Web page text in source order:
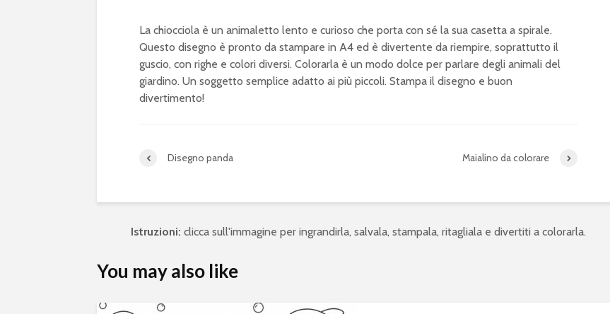
La chiocciola è un animaletto lento e curioso che porta con sé la sua casetta a spirale.
Questo disegno è pronto da stampare in A4 ed è divertente da riempire, soprattutto il
guscio, con righe e colori diversi. Colorarla è un modo dolce per parlare degli animali del
giardino. Un soggetto semplice adatto ai più piccoli. Stampa il disegno e buon
divertimento!
Disegno panda Maialino da colorare
Istruzioni: clicca sull'immagine per ingrandirla, salvala, stampala, ritagliala e divertiti a colorarla.
You may also like